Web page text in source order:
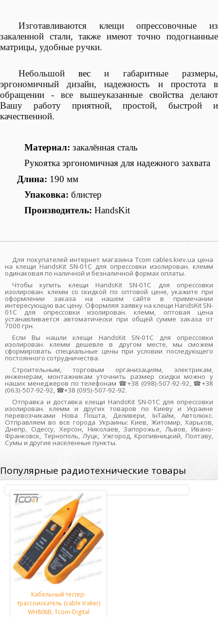
Изготавливаются клещи опрессовочные из
закаленной стали, также имеют точно подогнанные
матрицы, удобные ручки.
Небольшой вес
и габаритные размеры,
эргономичный дизайн, надежность и простота в
обращении - все вышеуказанные свойства делают
Вашу работу приятной, простой, быстрой и
качественной.
Материал: закалённая сталь
Рукоятка эргономичная для надежного захвата
Длина: 190 мм
Упаковка: блистер
Производитель: HandsKit
Для покупателей интернет магазина Tcom cables.kiev.ua цена
на клещи HandsKit SN-01C для опрессовки изолирован. клемм
одинаковая по наличной и безналичной формах оплаты.
Чтобы купить клещи HandsKit SN-01C для опрессовки
изолирован. клемм со скидкой по оптовой цене, укажите при
оформлении заказа на нашем сайте в примечании
интересующую вас цену. Оформляя заявку на клещи HandsKit SN-
01C для опрессовки изолирован. клемм, оптовая цена
устанавливается автоматически при общей сумме заказа от
7000 грн.
Если Вы нашли клещи HandsKit SN-01C для опрессовки
изолирован. клемм дешевле в другом месте, мы сможем
сформировать специальные цены при условии последующего
постоянного сотрудничества.
Строительным, торговым организациям, электрикам,
инженерам, монтажникам уточнить размер скидки можно у
наших менеджеров по телефонам ☎+38 (098)-507-92-92, ☎+38
(063)-507-92-92, ☎+38 (095)-507-92-92.
Отправка и доставка клещи HandsKit SN-01C для опрессовки
изолирован. клемм и других товаров по Киеву и Украине
перевозчиками Нова Пошта, Деливери, ІнТайм, Автолюкс.
Отправляем во все города Украины: Киев, Житомир, Харьков,
Днепр, Одессу, Херсон, Николаев, Запорожье, Львов, Ивано-
Франковск, Тернополь, Луцк, Ужгород, Кропивницкий, Полтаву,
Сумы и другие населенные пункты.
Популярные радиотехнические товары
Кабельный тестер-
трассоискатель (cable traker)
WH806B, Tcom-Digital